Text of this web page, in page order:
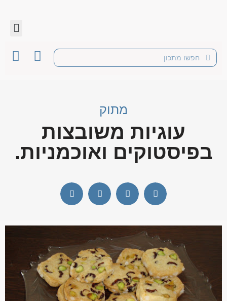
מתוק
עוגיות משובצות
בפיסטוקים ואוכמניות.